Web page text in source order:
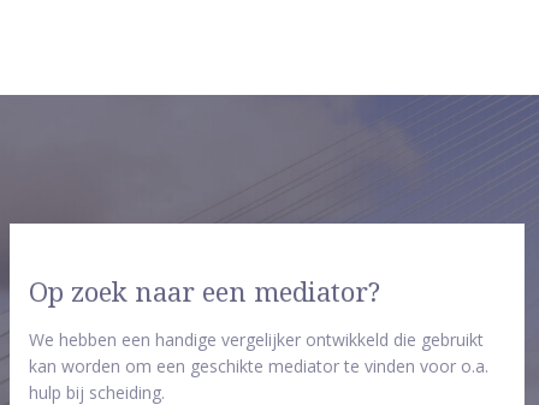
Op zoek naar een mediator?
We hebben een handige vergelijker ontwikkeld die gebruikt
kan worden om een geschikte mediator te vinden voor o.a.
hulp bij scheiding.